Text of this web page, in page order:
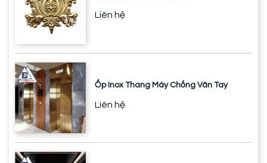
Liên hệ
Ốp Inox Thang Máy Chống Vân Tay
Liên hệ